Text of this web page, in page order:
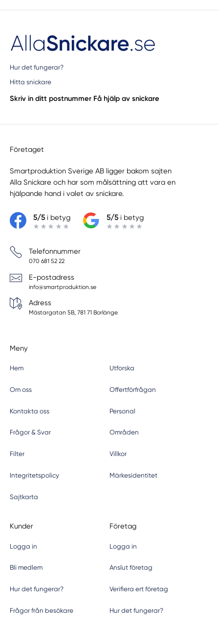
Hur det fungerar?
Hitta snickare
Skriv in ditt postnummer Få hjälp av snickare
Företaget
Smartproduktion Sverige AB ligger bakom sajten
Alla Snickare och har som målsättning att vara en
hjälpande hand i valet av snickare.
5/5i betyg 5/5i betyg
Telefonnummer
070 681 52 22
E-postadress
info@smartproduktion.se
Adress
Mästargatan 5B, 781 71 Borlänge
Meny
Hem Utforska
Om oss Offertförfrågan
Kontakta oss Personal
Frågor & Svar Områden
Filter Villkor
Integritetspolicy Märkesidentitet
Sajtkarta
Kunder
Logga in
Bli medlem
Hur det fungerar?
Frågor från besökare
Företag
Logga in
Anslut företag
Verifiera ert företag
Hur det fungerar?